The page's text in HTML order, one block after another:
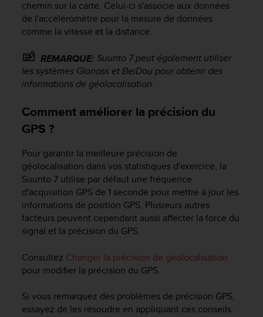
chemin sur la carte. Celui-ci s'associe aux données
de l'accéléromètre pour la mesure de données
comme la vitesse et la distance.
REMARQUE: Suunto 7peut également utiliser
les systèmes Glonass et BeiDou pour obtenir des
informations de géolocalisation.
Comment améliorer la précision du
GPS ?
Pour garantir la meilleure précision de
géolocalisation dans vos statistiques d'exercice, la
Suunto 7 utilise par défaut une fréquence
d'acquisition GPS de 1 seconde pour mettre à jour les
informations de position GPS. Plusieurs autres
facteurs peuvent cependant aussi affecter la force du
signal et la précision du GPS.
Consultez Changer la précision de géolocalisation
pour modifier la précision du GPS.
Si vous remarquez des problèmes de précision GPS,
essayez de les résoudre en appliquant ces conseils :